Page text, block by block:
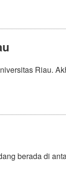
Riau.
berada di